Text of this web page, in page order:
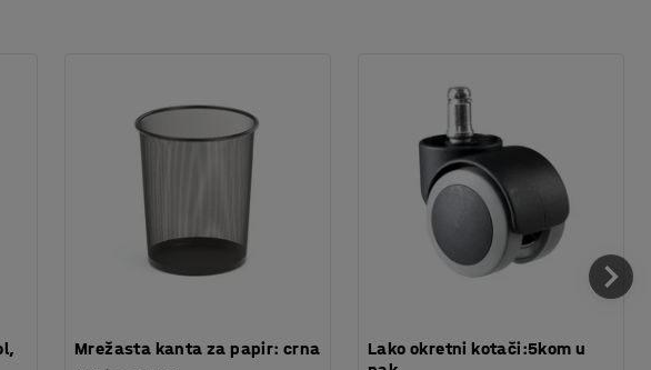
Mrežasta kanta za papir: crna
Lako okretni kotači:5kom u